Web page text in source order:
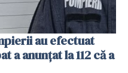
au efectuat
a anunțat la 112 că a